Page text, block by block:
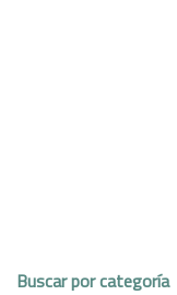
Buscar por categoría